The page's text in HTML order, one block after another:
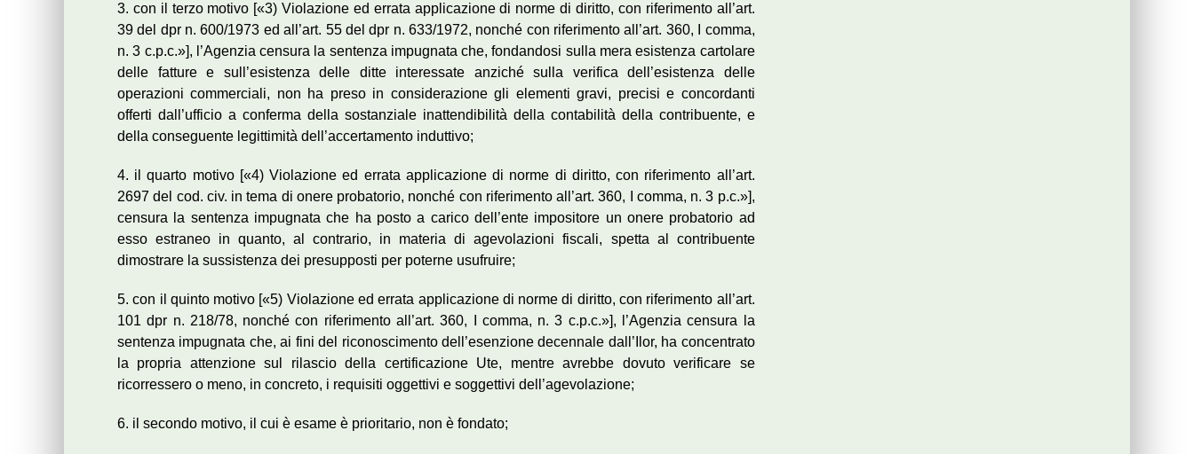
3. con il terzo motivo [«3) Violazione ed errata applicazione di norme di diritto, con riferimento all’art.
39 del dpr n. 600/1973 ed all’art. 55 del dpr n. 633/1972, nonché con riferimento all’art. 360, I comma,
n. 3 c.p.c.»], l’Agenzia censura la sentenza impugnata che, fondandosi sulla mera esistenza cartolare
delle fatture e sull’esistenza delle ditte interessate anziché sulla verifica dell’esistenza delle
operazioni commerciali, non ha preso in considerazione gli elementi gravi, precisi e concordanti
offerti dall’ufficio a conferma della sostanziale inattendibilità della contabilità della contribuente, e
della conseguente legittimità dell’accertamento induttivo;
4. il quarto motivo [«4) Violazione ed errata applicazione di norme di diritto, con riferimento all’art.
2697 del cod. civ. in tema di onere probatorio, nonché con riferimento all’art. 360, I comma, n. 3 p.c.»],
censura la sentenza impugnata che ha posto a carico dell’ente impositore un onere probatorio ad
esso estraneo in quanto, al contrario, in materia di agevolazioni fiscali, spetta al contribuente
dimostrare la sussistenza dei presupposti per poterne usufruire;
5. con il quinto motivo [«5) Violazione ed errata applicazione di norme di diritto, con riferimento all’art.
101 dpr n. 218/78, nonché con riferimento all’art. 360, I comma, n. 3 c.p.c.»], l’Agenzia censura la
sentenza impugnata che, ai fini del riconoscimento dell’esenzione decennale dall’Ilor, ha concentrato
la propria attenzione sul rilascio della certificazione Ute, mentre avrebbe dovuto verificare se
ricorressero o meno, in concreto, i requisiti oggettivi e soggettivi dell’agevolazione;
6. il secondo motivo, il cui è esame è prioritario, non è fondato;